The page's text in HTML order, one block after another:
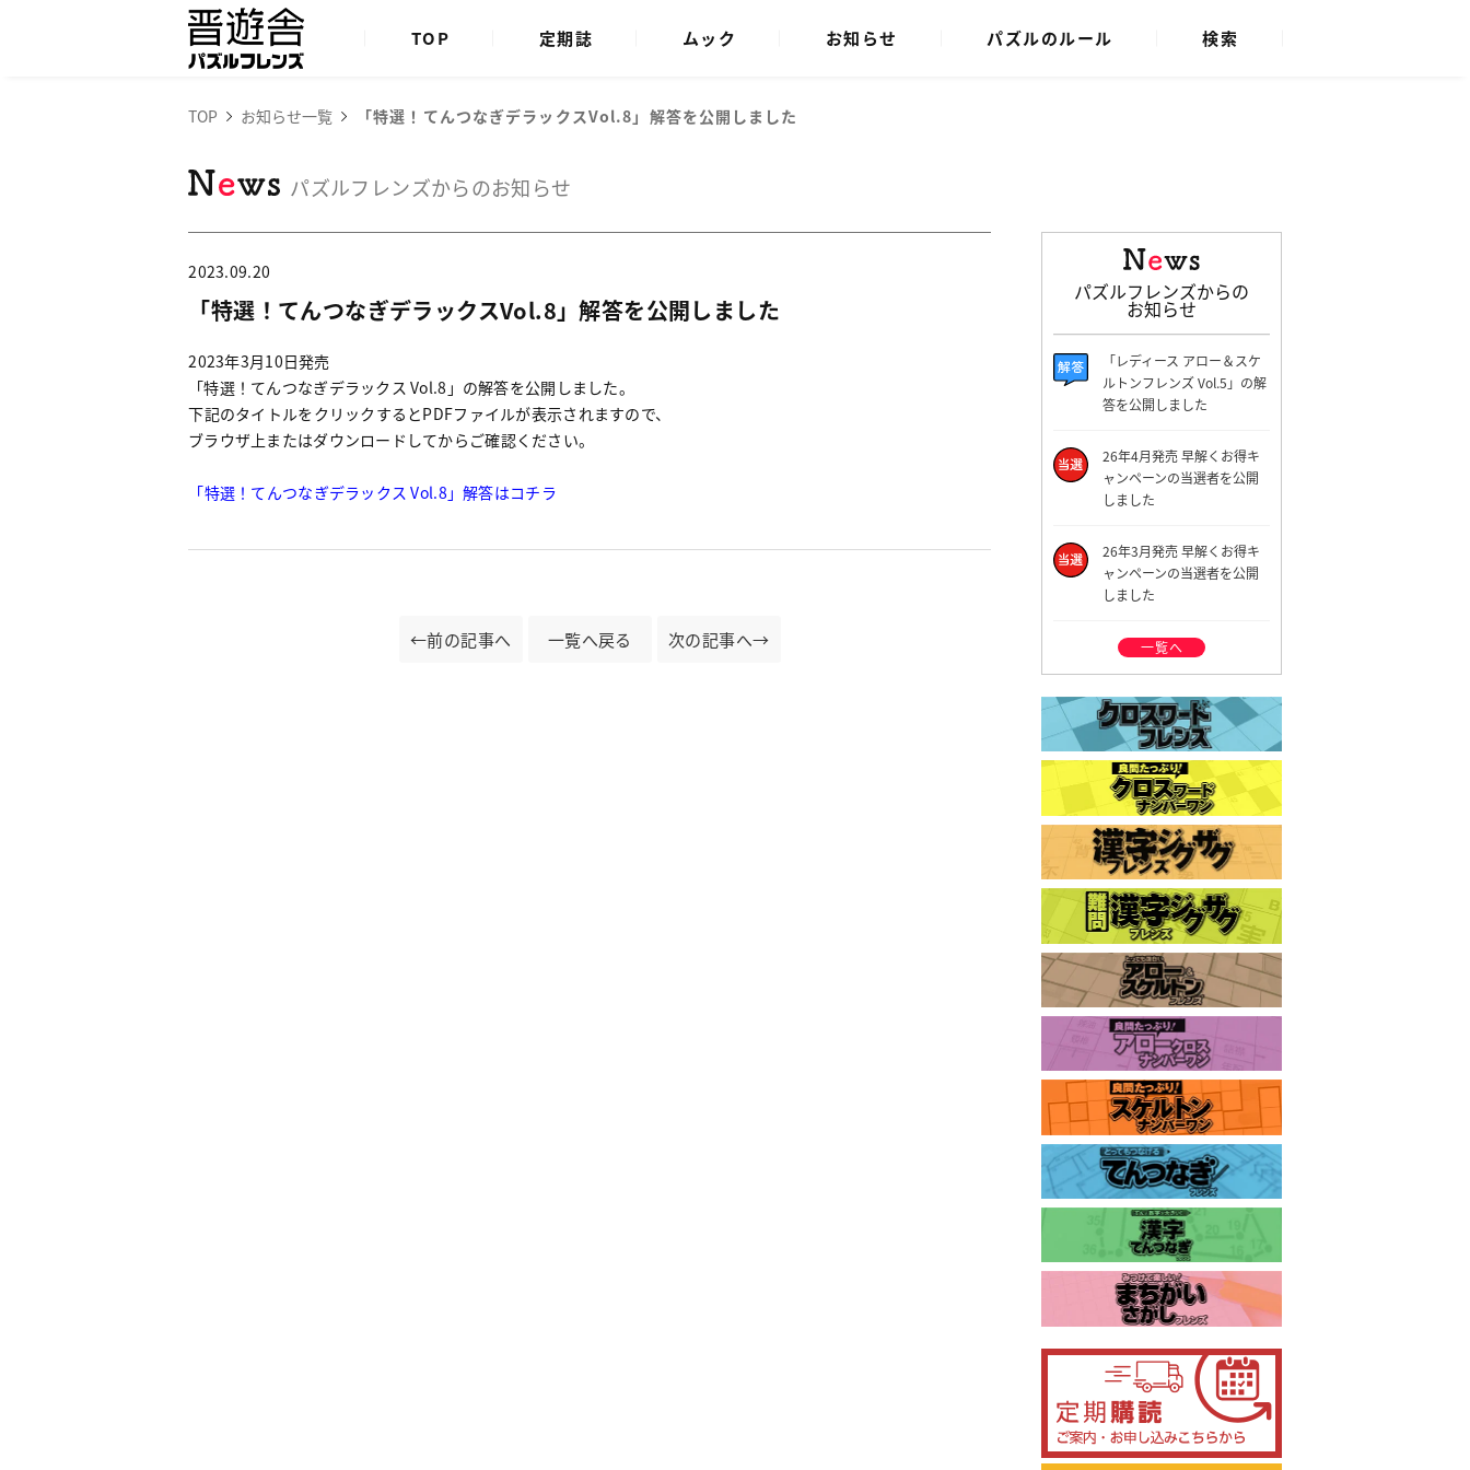
TOP 定期誌 ムック お知らせ パズルのルール 検索
TOP お知らせ一覧 「特選！てんつなぎデラックスVol.8」解答を公開しました
パズルフレンズからのお知らせ
2023.09.20
「特選！てんつなぎデラックスVol.8」解答を公開しました
2023年3月10日発売
「特選！てんつなぎデラックス Vol.8」の解答を公開しました。
下記のタイトルをクリックするとPDFファイルが表示されますので、
ブラウザ上またはダウンロードしてからご確認ください。
「特選！てんつなぎデラックス Vol.8」解答はコチラ
←前の記事へ 一覧へ戻る 次の記事へ→
パズルフレンズからの
お知らせ
「レディース アロー＆スケ
ルトンフレンズ Vol.5」の解
答を公開しました
26年4月発売 早解くお得キ
ャンペーンの当選者を公開
しました
26年3月発売 早解くお得キ
ャンペーンの当選者を公開
しました
一覧へ